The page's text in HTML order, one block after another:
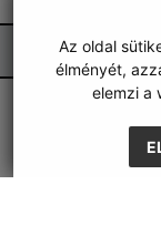
Az oldal
élményét,
elemzi a